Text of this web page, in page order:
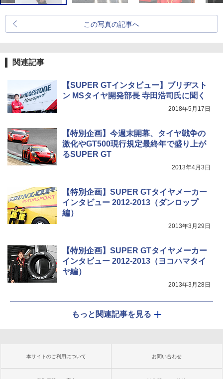
この写真の記事へ
関連記事
【SUPER GTインタビュー】ブリヂスト
ン MSタイヤ開発部長 寺田浩司氏に聞く
2018年5月17日
【特別企画】今週末開幕、タイヤ戦争の
激化やGT500現行規定最終年で盛り上が
るSUPER GT
2013年4月3日
【特別企画】SUPER GTタイヤメーカー
インタビュー 2012-2013（ダンロップ
編）
2013年3月29日
【特別企画】SUPER GTタイヤメーカー
インタビュー 2012-2013（ヨコハマタイ
ヤ編）
2013年3月28日
もっと関連記事を見る
本サイトのご利用について お問い合わせ